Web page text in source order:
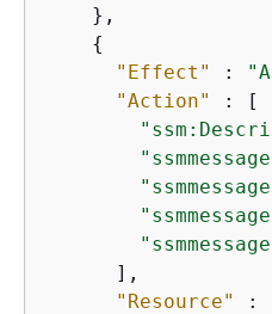
    },
{
"Effect"
:
"Action"
: [
      ],
"Resource"
: